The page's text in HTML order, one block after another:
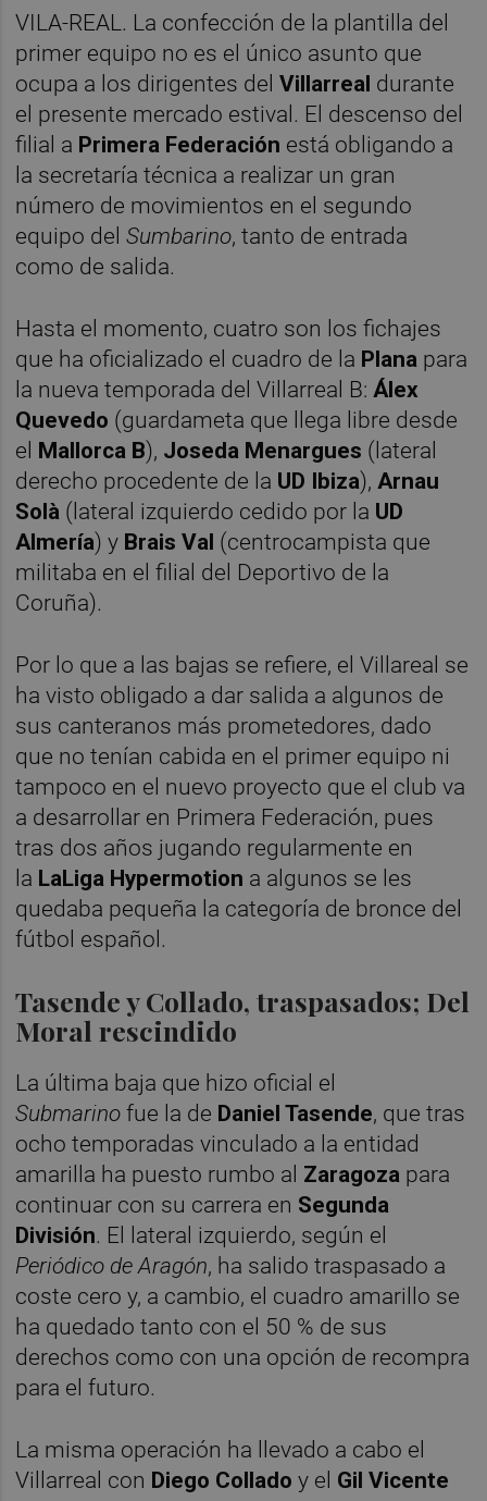
VILA-REAL. La confección de la plantilla del
primer equipo no es el único asunto que
ocupa a los dirigentes delVillarreal durante
el presente mercado estival. El descenso del
filial a Primera Federación está obligando a
la secretaría técnica a realizar un gran
número de movimientos en el segundo
equipo delSumbarino, tanto de entrada
como de salida.
Hasta el momento, cuatro son los fichajes
que ha oficializado el cuadro de la Plana para
la nueva temporada del Villarreal B: Álex
Quevedo (guardameta que llega libre desde
el Mallorca B), Joseda Menargues (lateral
derecho procedente de la UD Ibiza), Arnau
Solà (lateral izquierdo cedido por la UD
Almería) y Brais Val (centrocampista que
militaba en el filial del Deportivo de la
Coruña).
Por lo que a las bajas se refiere, el Villareal se
ha visto obligado a dar salida a algunos de
sus canteranos más prometedores, dado
que no tenían cabida en el primer equipo ni
tampoco en el nuevo proyecto que el club va
a desarrollar en Primera Federación, pues
tras dos años jugando regularmente en
la LaLiga Hypermotion a algunos se les
quedaba pequeña la categoría de bronce del
fútbol español.
Tasende y Collado, traspasados; Del
Moral rescindido
La última baja que hizo oficial el
Submarinofue la de Daniel Tasende, que tras
ocho temporadas vinculado a la entidad
amarilla ha puesto rumbo al Zaragoza para
continuar con su carrera en Segunda
División. El lateral izquierdo, según el
Periódico de Aragón, ha salido traspasado a
coste cero y, a cambio, el cuadro amarillo se
ha quedado tanto con el 50 % de sus
derechos como con una opción de recompra
para el futuro.
La misma operación ha llevado a cabo el
Villarreal con Diego Collado y el Gil Vicente